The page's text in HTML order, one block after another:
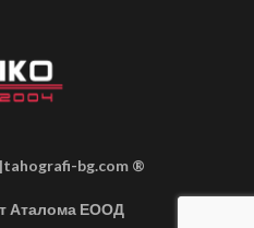
bg.com ®
Аталома ЕООД